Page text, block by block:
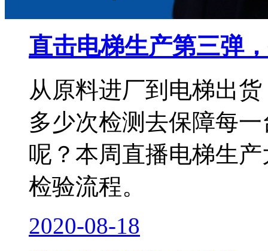
直击电梯生产第三弹
从原料进厂到电梯出
多少次检测去保障每
呢？本周直播电梯生
检验流程。
2020-08-18